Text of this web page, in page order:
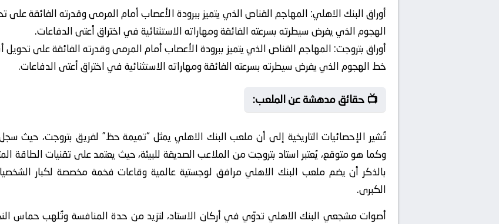
أوراق البنك الاهلي: المهاجم القناص الذي يتميز ببرودة الأعصاب أمام المرمى وقدرته الفائقة
الهجوم الذي يفرض سيطرته بسرعته الفائقة ومهاراته الاستثنائية في اختراق أعتى الدفاعات.
أوراق بتروجت: المهاجم القناص الذي يتميز ببرودة الأعصاب أمام المرمى وقدرته الفائقة على
خط الهجوم الذي يفرض سيطرته بسرعته الفائقة ومهاراته الاستثنائية في اختراق أعتى الدفاعات.
📺 حقائق مدهشة عن الملعب:
تُشير الإحصائيات التاريخية إلى أن ملعب البنك الاهلي يمثل “تميمة حظ” لفريق بتروجت، حيث
وكما هو متوقع، يُعتبر استاد بتروجت من الملاعب الصديقة للبيئة، حيث يعتمد على تقنيات الطاقة
بالذكر أن يضم ملعب البنك الاهلي مرافق لوجستية عالمية وقاعات فخمة مخصصة لكبار
الكبرى.
أصوات مشجعي البنك الاهلي تدوّي في أركان الاستاد، لتزيد من حدة المنافسة وتُلهب حماس